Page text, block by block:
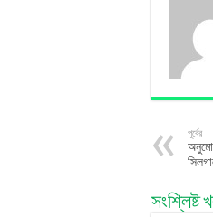
পূর্বের
সংশ্লিষ্ট